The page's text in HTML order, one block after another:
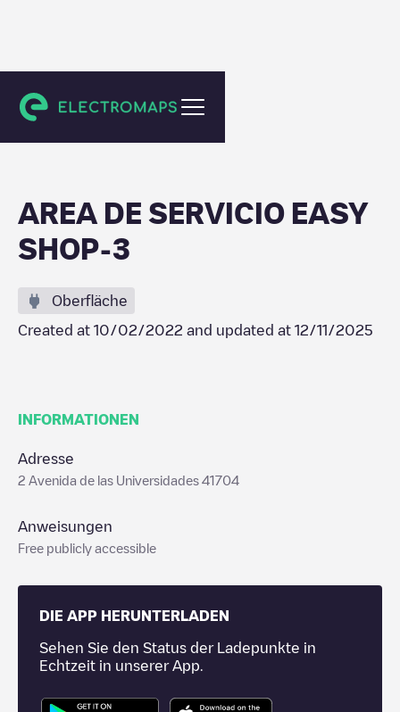
Dos Hermanas
AREA DE SERVICIO EASY
SHOP-3
Oberfläche
Created at 10/02/2022 and updated at 12/11/2025
INFORMATIONEN
Adresse
2 Avenida de las Universidades 41704
Anweisungen
Free publicly accessible
DIE APP HERUNTERLADEN
Sehen Sie den Status der Ladepunkte in
Echtzeit in unserer App.